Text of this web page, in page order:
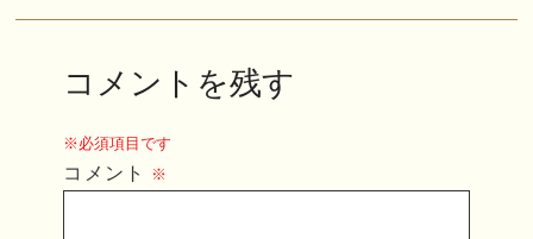
コメントを残す
※必須項目です
コメント ※